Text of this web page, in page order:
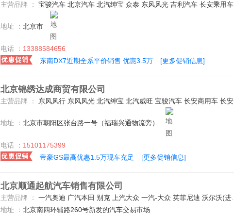
主营品牌 ： 宝骏汽车 北京汽车 北汽绅宝 众泰 东风风光 吉利汽车 长安乘用车 东南汽车 广汽传祺 东风风神 北汽威旺 一汽马自达 郑州日产（东风风度） 上汽通用五菱 汉腾汽车
地址 ： 北京市
电话 ： 13388584656
东南DX7近期全系平价销售 优惠3.5万
[更多促销信息]
北京锦绣达成商贸有限公司
主营品牌 ： 东风风行 东风风光 北汽绅宝 北汽威旺 宝骏汽车 长安商用车 长安乘用车 广汽传祺 吉利汽车 众泰 上汽荣威 东风风神 东南汽车 广汽三菱 北汽银翔 MG 汉腾汽车 东风悦达起亚 宝沃汽车 东风雷诺 东风日产 三菱(进口) 长安欧尚
地址 ： 北京市朝阳区张台路一号（福瑞兴通物流旁）
电话 ： 15101175399
帝豪GS最高优惠1.5万现车充足
[更多促销信息]
北京顺通起航汽车销售有限公司
主营品牌 ：
一汽奥迪 广汽本田 别克 上汽大众 一汽-大众 英菲尼迪 沃尔沃(进口) 东风悦达起亚 东风日产 路虎 雷克萨斯 凯迪拉克(进口) 凯迪拉克(国产) 奇瑞捷豹路虎 捷豹 悍马 福特(进口) 一汽丰田 广汽丰田 法拉利 大众(进口) 宾利 宝马(进口) 华晨宝马 东风本田 奥迪(进口) 宝沃汽车 保时捷 一汽奔腾 标致(进口) 东风标致 比亚迪 长安乘用车 宝骏汽车 哈弗汽车 广汽传祺 一汽海马 马自达(进口) 长安马自达 一汽马自达 东风启辰 奇瑞汽车 北京现代 现代(进口) 雪佛兰(进口) 雪佛兰 东风英菲尼迪 众泰 丰田(进口) 起亚(进口) 长安福特 江铃福特 别克(进口) 道奇(进口) 菲亚特(进口) 三菱(进口) 斯巴鲁 北京汽车 北汽银翔 长城 菲斯科 光冈 奇瑞捷豹路虎 ALPINA 陆风 奔驰(进口) 宝马M BMW i 长安商用车 长安跨越 红旗 林肯 Jeep 日产(进口) 郑州日产 汉腾汽车 斯柯达(进口) 斯柯达 野马汽车 潍柴汽车 双龙汽车 上汽大通 华晨中华 东南三菱 广汽三菱 特斯拉 猎豹汽车 北汽威旺 广汽吉奥 观致 克莱斯勒 长安铃木 铃木(进口) 东风裕隆 郑州日产 东风风行 北汽绅宝
地址 ： 北京南四环辅路260号新发的汽车交易市场